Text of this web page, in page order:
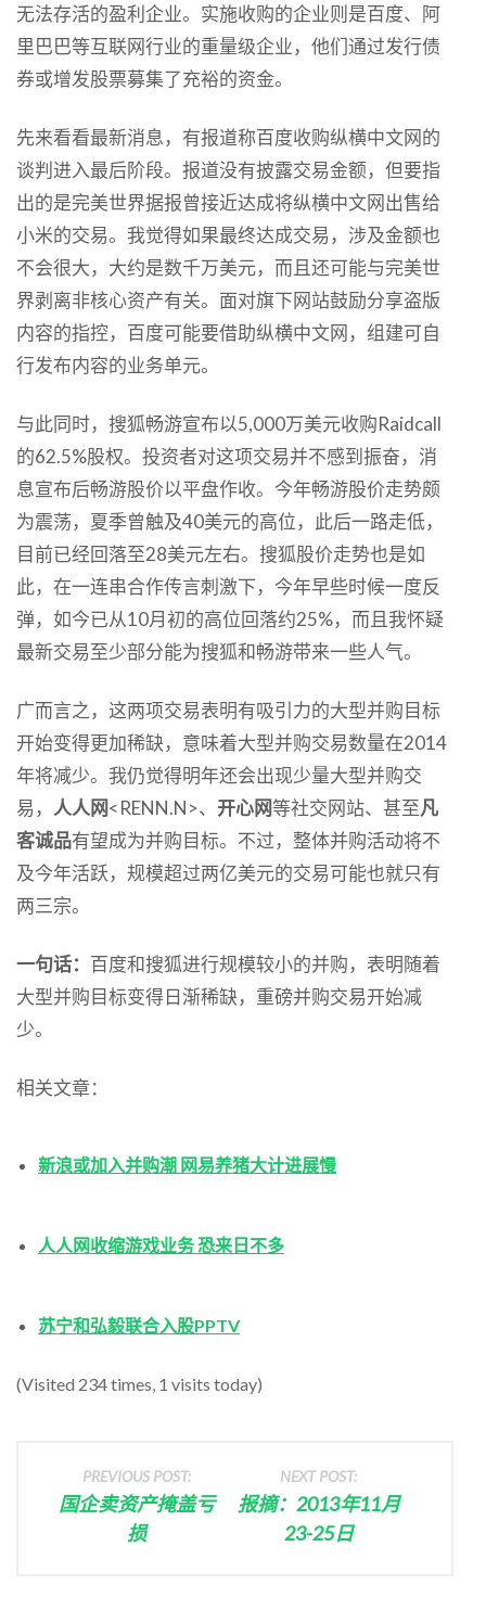
无法存活的盈利企业。实施收购的企业则是百度、阿
里巴巴等互联网行业的重量级企业，他们通过发行债
券或增发股票募集了充裕的资金。
先来看看最新消息，有报道称百度收购纵横中文网的
谈判进入最后阶段。报道没有披露交易金额，但要指
出的是完美世界据报曾接近达成将纵横中文网出售给
小米的交易。我觉得如果最终达成交易，涉及金额也
不会很大，大约是数千万美元，而且还可能与完美世
界剥离非核心资产有关。面对旗下网站鼓励分享盗版
内容的指控，百度可能要借助纵横中文网，组建可自
行发布内容的业务单元。
与此同时，搜狐畅游宣布以5,000万美元收购Raidcall
的62.5%股权。投资者对这项交易并不感到振奋，消
息宣布后畅游股价以平盘作收。今年畅游股价走势颇
为震荡，夏季曾触及40美元的高位，此后一路走低，
目前已经回落至28美元左右。搜狐股价走势也是如
此，在一连串合作传言刺激下，今年早些时候一度反
弹，如今已从10月初的高位回落约25%，而且我怀疑
最新交易至少部分能为搜狐和畅游带来一些人气。
广而言之，这两项交易表明有吸引力的大型并购目标
开始变得更加稀缺，意味着大型并购交易数量在2014
年将减少。我仍觉得明年还会出现少量大型并购交
易， 人人网<RENN.N>、 开心网等社交网站、甚至凡
客诚品有望成为并购目标。不过，整体并购活动将不
及今年活跃，规模超过两亿美元的交易可能也就只有
两三宗。
一句话： 百度和搜狐进行规模较小的并购，表明随着
大型并购目标变得日渐稀缺，重磅并购交易开始减
少。
相关文章：
新浪或加入并购潮 网易养猪大计进展慢
人人网收缩游戏业务 恐来日不多
苏宁和弘毅联合入股PPTV
(Visited 234 times, 1 visits today)
PREVIOUS POST:
国企卖资产掩盖亏
损
NEXT POST:
报摘：2013年11月
23-25日